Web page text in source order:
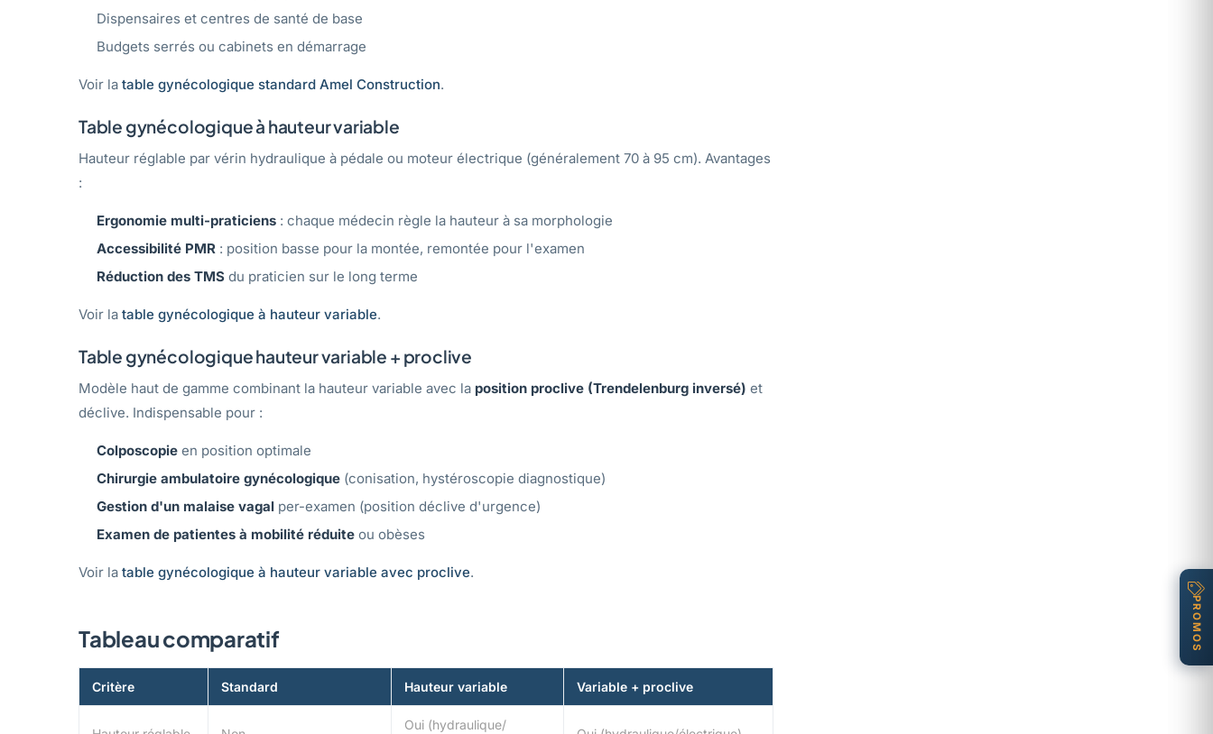
Dispensaires et centres de santé de base
Budgets serrés ou cabinets en démarrage
Voir la table gynécologique standard Amel Construction.
Table gynécologique à hauteur variable
Hauteur réglable par vérin hydraulique à pédale ou moteur électrique (généralement 70 à 95 cm). Avantages
:
Ergonomie multi-praticiens : chaque médecin règle la hauteur à sa morphologie
Accessibilité PMR : position basse pour la montée, remontée pour l'examen
Réduction des TMS du praticien sur le long terme
Voir la table gynécologique à hauteur variable.
Table gynécologique hauteur variable + proclive
Modèle haut de gamme combinant la hauteur variable avec la position proclive (Trendelenburg inversé) et
déclive. Indispensable pour :
Colposcopie en position optimale
Chirurgie ambulatoire gynécologique (conisation, hystéroscopie diagnostique)
Gestion d'un malaise vagal per-examen (position déclive d'urgence)
Examen de patientes à mobilité réduite ou obèses
Voir la table gynécologique à hauteur variable avec proclive.
Tableau comparatif
Critère Standard Hauteur variable Variable + proclive
Oui (hydraulique/
PROMOS